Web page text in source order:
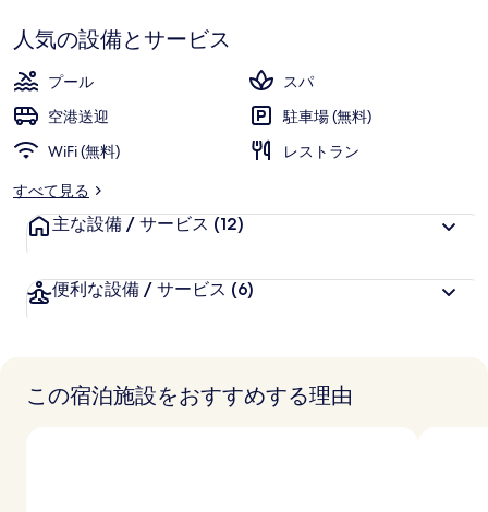
ギ
ャ
ラ
リ
す
人気の設備とサービス
プール
スパ
空港送迎
駐車場 (無料)
WiFi (無料)
レストラン
すべて見る
主な設備 / サービス (12)
便利な設備 / サービス (6)
この宿泊施設をおすすめする理由